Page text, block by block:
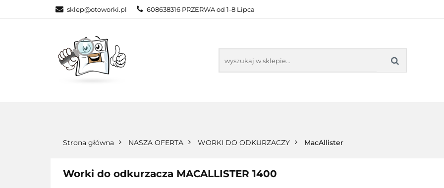
sklep@otoworki.pl 608638316 PRZERWA od 1-8 Lipca
NASZA OFERTA KONTAKT BESTSELLERY BLOG
Strona główna NASZA OFERTA WORKI DO ODKURZACZY MacAllister
Worki do odkurzacza MACALLISTER 1400